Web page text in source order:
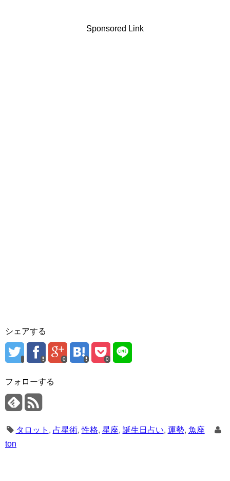
Sponsored Link
シェアする
0 0
フォローする
タロット , 占星術,性格, 星座, 誕生日占い, 運勢, 魚座
ton